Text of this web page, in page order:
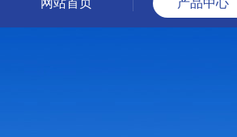
网站首页 产品中心